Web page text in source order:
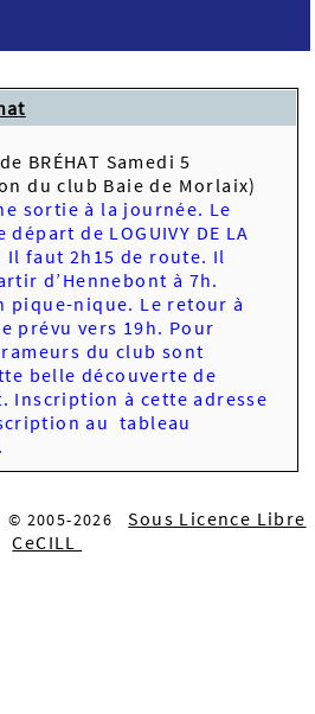
BRÉHAT Samedi 5
du club Baie de Morlaix)
sortie à la journée. Le
de LOGUIVY DE LA
Il faut 2h15 de route. Il
d’Hennebont à 7h.
pique-nique. Le retour à
prévu vers 19h. Pour
du club sont
belle découverte de
Inscription à cette adresse
au tableau
© 2005-2026Sous Licence Libre
CeCILL